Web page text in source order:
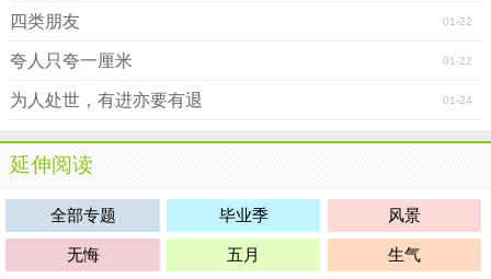
01-22
四类朋友
01-22
夸人只夸一厘米
01-24
为人处世，有进亦要有退
延伸阅读
全部专题 毕业季 风景
无悔 五月 生气